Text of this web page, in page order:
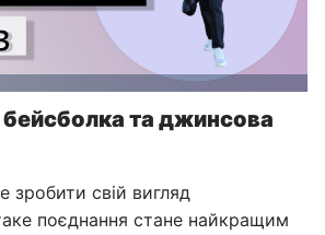
та джинсова
зробити свій вигляд
поєднання стане найкращим